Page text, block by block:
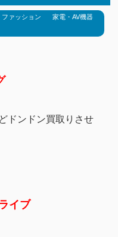
ファッション
家電・AV機器
ドンドン買取りさせ
イブ